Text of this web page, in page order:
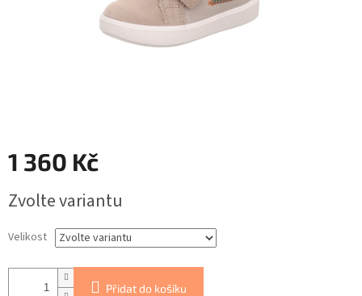
1 360 Kč
cena:
Zvolte variantu
Velikost
Přidat do košíku